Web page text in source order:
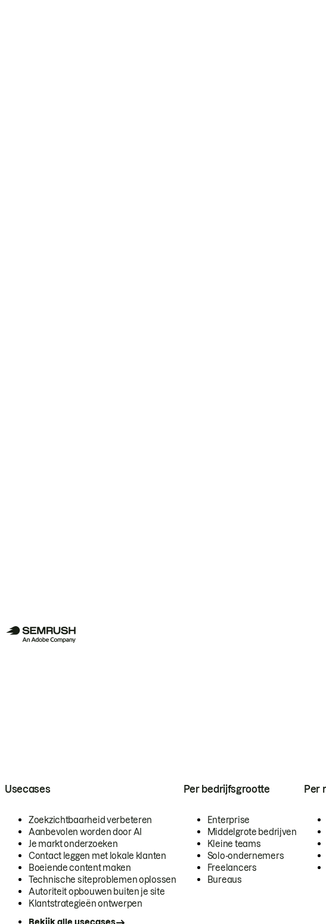
Usecases
Zoekzichtbaarheid verbeteren
Aanbevolen worden door AI
Je markt onderzoeken
Contact leggen met lokale klanten
Boeiende content maken
Technische siteproblemen oplossen
Autoriteit opbouwen buiten je site
Klantstrategieën ontwerpen
Per bedrijfsgrootte
Enterprise
Middelgrote bedrijven
Kleine teams
Solo-ondernemers
Freelancers
Bureaus
Per